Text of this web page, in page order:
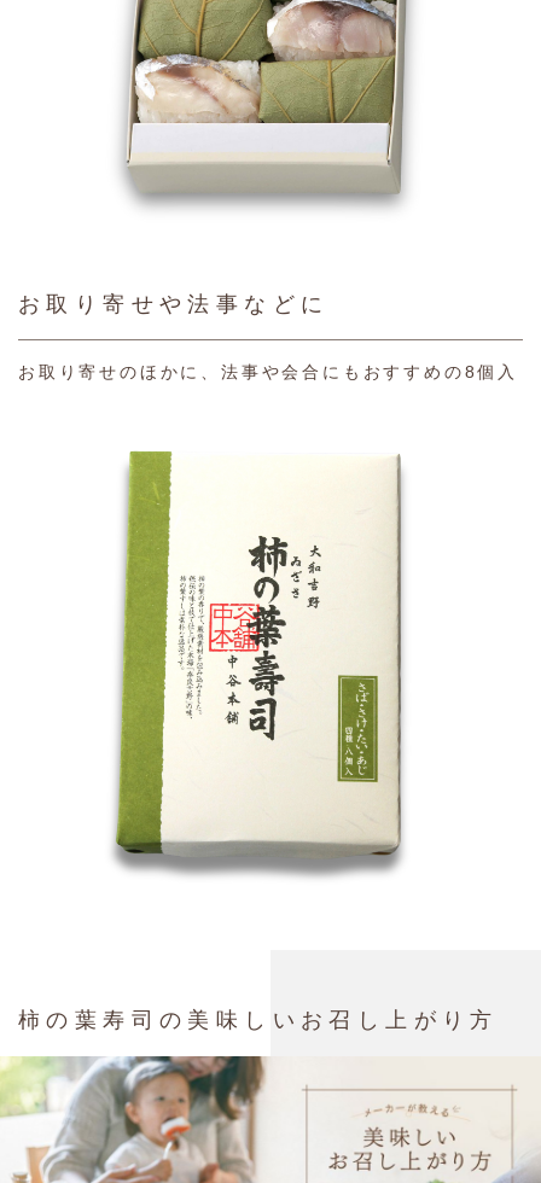
お取り寄せや法事などに
お取り寄せのほかに、法事や会合にもおすすめの8個入
柿の葉寿司の美味しいお召し上がり方